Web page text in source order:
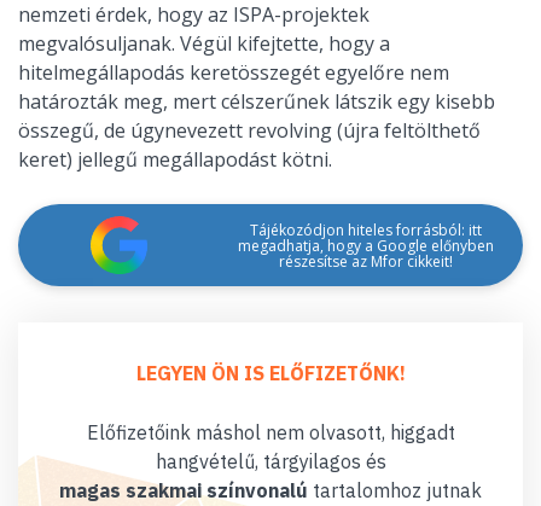
nemzeti érdek, hogy az ISPA-projektek
megvalósuljanak. Végül kifejtette, hogy a
hitelmegállapodás keretösszegét egyelőre nem
határozták meg, mert célszerűnek látszik egy kisebb
összegű, de úgynevezett revolving (újra feltölthető
keret) jellegű megállapodást kötni.
Tájékozódjon hiteles forrásból: itt
megadhatja, hogy a Google előnyben
részesítse az Mfor cikkeit!
LEGYEN ÖN IS ELŐFIZETŐNK!
Előfizetőink máshol nem olvasott, higgadt
hangvételű, tárgyilagos és
magas szakmai színvonalú tartalomhoz jutnak